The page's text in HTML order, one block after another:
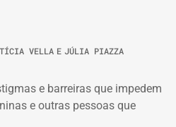
VELLA E JÚLIA PIAZZA
e barreiras que impedem
e outras pessoas que